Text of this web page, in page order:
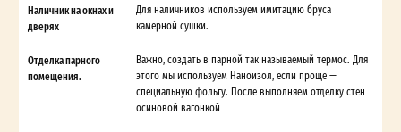
Наличник на окнах и
дверях
Для наличников используем имитацию бруса
камерной сушки.
Отделка парного
помещения.
Важно, создать в парной так называемый термос. Для
этого мы используем Наноизол, если проще —
специальную фольгу. После выполняем отделку стен
осиновой вагонкой